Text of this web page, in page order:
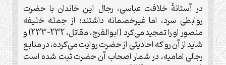
در آستانۀ خلافت عباسی، رجال اين خاندان با حضرت
روابطی سرد، اما غيرخصمانه داشتند؛ از جمله خليفه
منصور او را تمجيد می‌کرد (ابوالفرج، مقاتل، 232-233) و
شايد از آن رو که احاديثی از حضرت روايت می‌کرده، در منابع
رجالی اماميه، در شمار اصحاب آن حضرت ثبت شده است